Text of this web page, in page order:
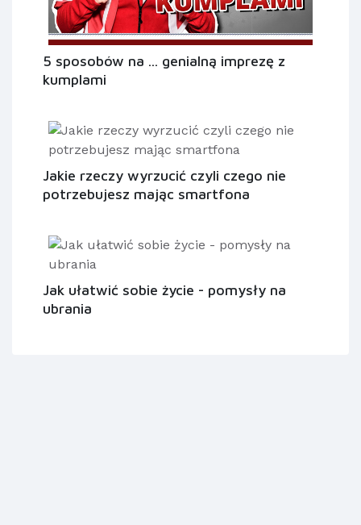
5 sposobów na ... genialną imprezę z
kumplami
Jakie rzeczy wyrzucić czyli czego nie
potrzebujesz mając smartfona
Jak ułatwić sobie życie - pomysły na
ubrania